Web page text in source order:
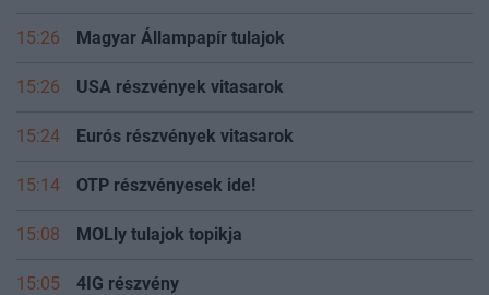
15:26 Magyar Állampapír tulajok
15:26 USA részvények vitasarok
15:24 Eurós részvények vitasarok
15:14 OTP részvényesek ide!
15:08 MOLly tulajok topikja
15:05 4IG részvény